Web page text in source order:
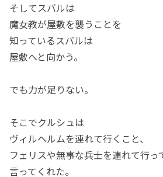
そしてスバルは
魔女教が屋敷を襲うことを
知っているスバルは
屋敷へと向かう。
でも力が足りない。
そこでクルシュは
ヴィルヘルムを連れて行くこと、
フェリスや無事な兵士を連れて行っ
言ってくれた。